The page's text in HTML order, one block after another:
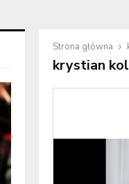
Strona główna
krystian